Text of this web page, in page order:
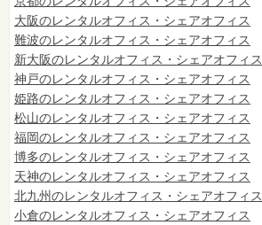
大阪のレンタルオフィス・シェアオフィス
難波のレンタルオフィス・シェアオフィス
新大阪のレンタルオフィス・シェアオフィス
神戸のレンタルオフィス・シェアオフィス
姫路のレンタルオフィス・シェアオフィス
松山のレンタルオフィス・シェアオフィス
福岡のレンタルオフィス・シェアオフィス
博多のレンタルオフィス・シェアオフィス
天神のレンタルオフィス・シェアオフィス
北九州のレンタルオフィス・シェアオフィス
小倉のレンタルオフィス・シェアオフィス